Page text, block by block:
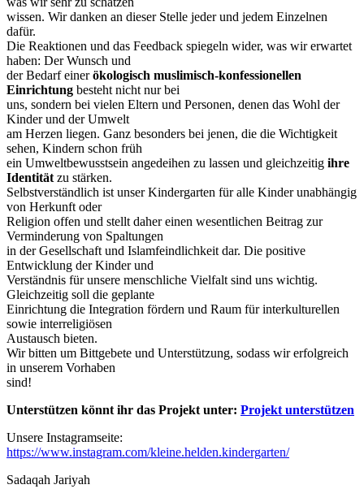
wissen. Wir danken an dieser Stelle jeder und jedem Einzelnen
dafür.
Die Reaktionen und das Feedback spiegeln wider, was wir erwartet
haben: Der Wunsch und
der Bedarf einerökologisch muslimisch-konfessionellen
Einrichtung besteht nicht nur bei
uns, sondern bei vielen Eltern und Personen, denen das Wohl der
Kinder und der Umwelt
am Herzen liegen. Ganz besonders bei jenen, die die Wichtigkeit
sehen, Kindern schon früh
ein Umweltbewusstsein angedeihen zu lassen und gleichzeitig ihre
Identität zu stärken.
Selbstverständlich ist unser Kindergarten für alle Kinder unabhängig
von Herkunft oder
Religion offen und stellt daher einen wesentlichen Beitrag zur
Verminderung von Spaltungen
in der Gesellschaft und Islamfeindlichkeit dar. Die positive
Entwicklung der Kinder und
Verständnis für unsere menschliche Vielfalt sind uns wichtig.
Gleichzeitig soll die geplante
Einrichtung die Integration fördern und Raum für interkulturellen
sowie interreligiösen
Austausch bieten.
Wir bitten um Bittgebete und Unterstützung, sodass wir erfolgreich
in unserem Vorhaben
sind!
Unterstützen könnt ihr das Projekt unter: Projekt unterstützen
Unsere Instagramseite:
https://www.instagram.com/kleine.helden.kindergarten/
Sadaqah Jariyah